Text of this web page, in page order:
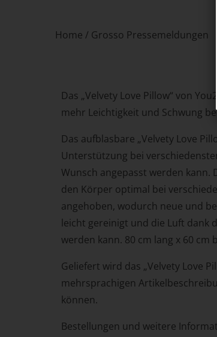
Home / Grosso Pressemeldungen
Das „Velvety Love Pillow“ von
mehr Leichtigkeit und Schwung
Das aufblasbare „Velvety Love
Unterstützung bei
Wunsch angepasst werden kann.
den Körper optimal bei
angehoben, wodurch neue und
leicht gereinigt und die Luft dank
werden kann. 80 cm lang x 60 cm
Geliefert wird das „Velvety Love
mehrsprachigen
können.
Bestellungen und weitere